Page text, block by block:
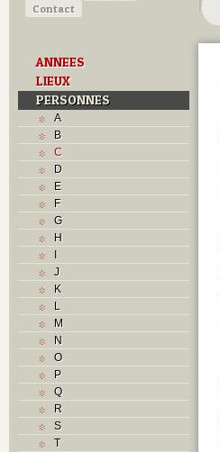
Contact
ANNEES
LIEUX
PERSONNES
A
B
C
D
E
F
G
H
I
J
K
L
M
N
O
P
Q
R
S
T